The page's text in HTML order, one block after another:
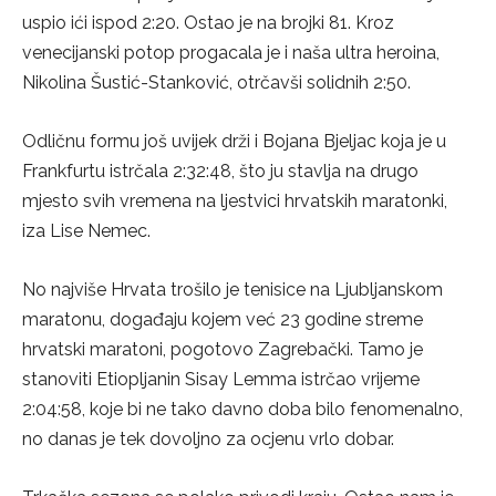
uspio ići ispod 2:20. Ostao je na brojki 81. Kroz
venecijanski potop progacala je i naša ultra heroina,
Nikolina Šustić-Stanković, otrčavši solidnih 2:50.
Odličnu formu još uvijek drži i Bojana Bjeljac koja je u
Frankfurtu istrčala 2:32:48, što ju stavlja na drugo
mjesto svih vremena na ljestvici hrvatskih maratonki,
iza Lise Nemec.
No najviše Hrvata trošilo je tenisice na Ljubljanskom
maratonu, događaju kojem već 23 godine streme
hrvatski maratoni, pogotovo Zagrebački. Tamo je
stanoviti Etiopljanin Sisay Lemma istrčao vrijeme
2:04:58, koje bi ne tako davno doba bilo fenomenalno,
no danas je tek dovoljno za ocjenu vrlo dobar.